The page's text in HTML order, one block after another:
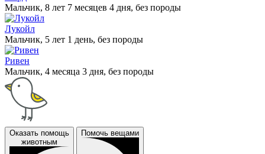
Мальчик, 8 лет 7 месяцев 4 дня, без породы
Лукойл
Мальчик, 5 лет 1 день, без породы
Ривен
Мальчик, 4 месяца 3 дня, без породы
Оказать помощь
животным
Помочь вещами